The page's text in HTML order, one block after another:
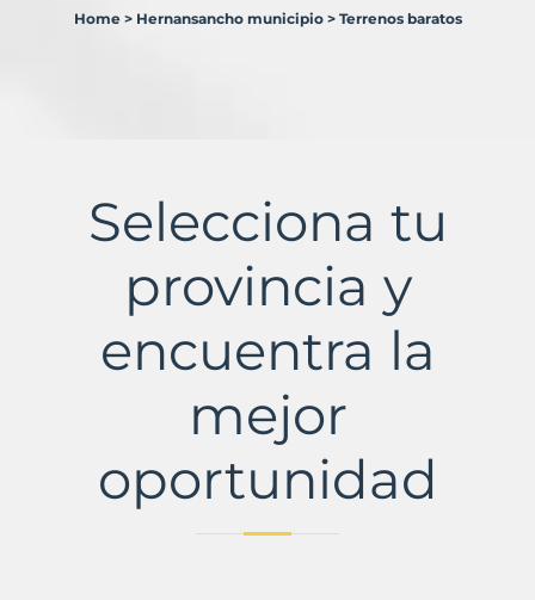
Murbalands
Home > Hernansancho municipio > Terrenos baratos
Selecciona tu
provincia y
encuentra la
mejor
oportunidad